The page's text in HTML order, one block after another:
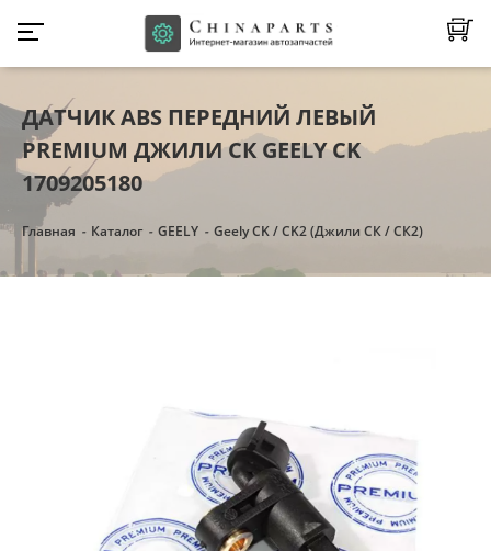
ДАТЧИК ABS ПЕРЕДНИЙ ЛЕВЫЙ
PREMIUM ДЖИЛИ СК GEELY CK
1709205180
Главная Каталог GEELY Geely CK / CK2 (Джили СК / СК2)